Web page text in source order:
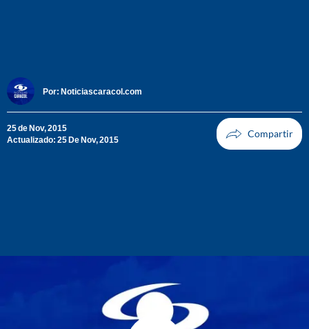
Por: Noticiascaracol.com
25 de Nov, 2015
Actualizado: 25 De Nov, 2015